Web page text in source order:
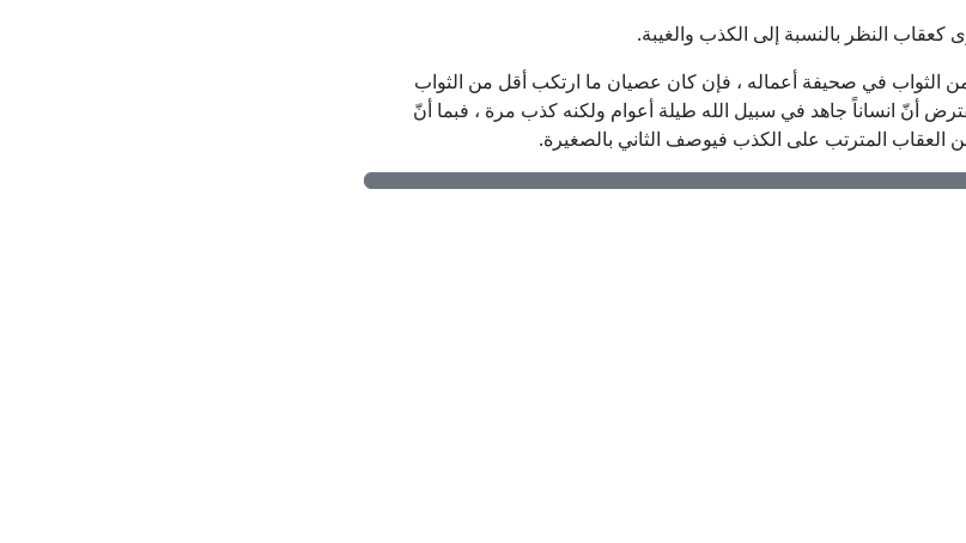
الثواب في صحيفة أعماله ، فإن كان عصيان ما ارتكب أقل من الثواب
أنّ انساناً جاهد في سبيل الله طيلة أعوام ولكنه كذب مرة ، فبما أنّ
العقاب المترتب على الكذب فيوصف الثاني بالصغيرة.